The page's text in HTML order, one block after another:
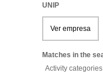
UNIP
Ver empresa
Matches in the
Activity